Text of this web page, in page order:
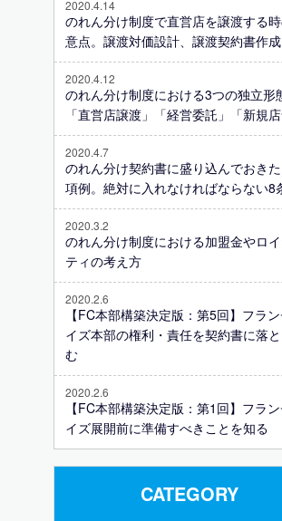
2020.4.14
のれん分け制度で直営店を譲渡する
意点。譲渡対価設計、譲渡契約書作成
2020.4.12
のれん分け制度における3つの独立形
「直営店譲渡」「経営委託」「新規店
2020.4.7
のれん分け契約書に盛り込んでおき
項例。絶対に入れなければならない8
2020.3.2
のれん分け制度における加盟金やロ
ティの考え方
2020.2.6
【FC本部構築決定版：第5回】フラ
イズ本部の権利・責任を契約書に落
む
2020.2.6
【FC本部構築決定版：第1回】フラ
イズ展開前に準備すべきことを知る
CATEGORY